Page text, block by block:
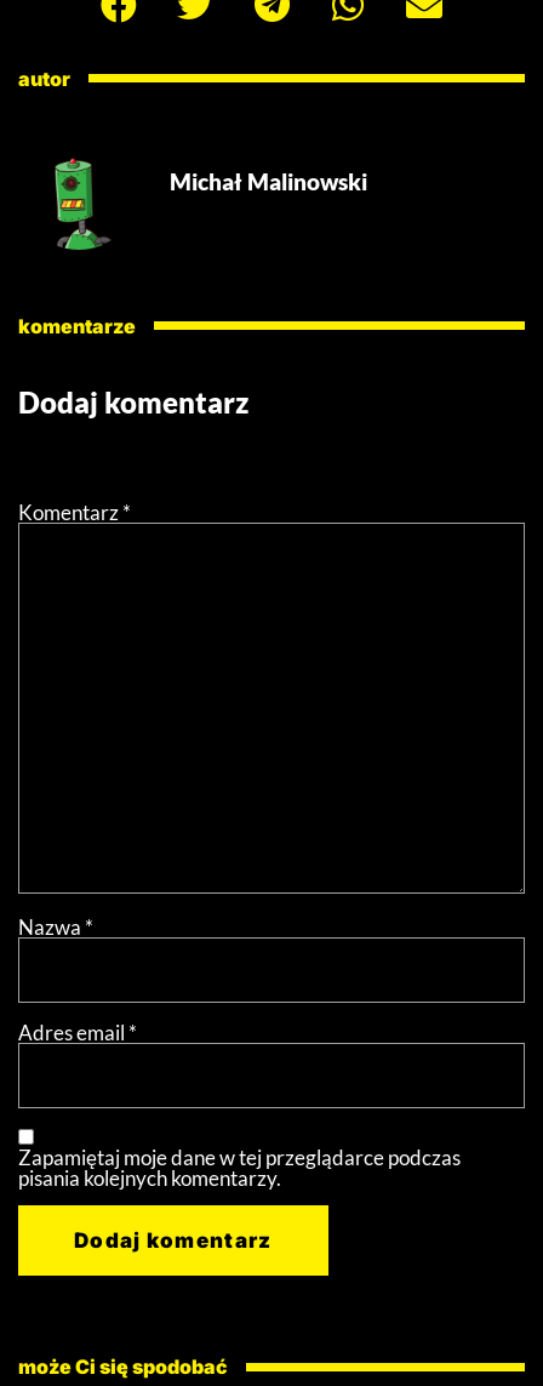
autor
Michał Malinowski
komentarze
Dodaj komentarz
Komentarz*
Nazwa *
Adres email *
Zapamiętaj moje dane w tej przeglądarce podczas
pisania kolejnych komentarzy.
może Ci się spodobać